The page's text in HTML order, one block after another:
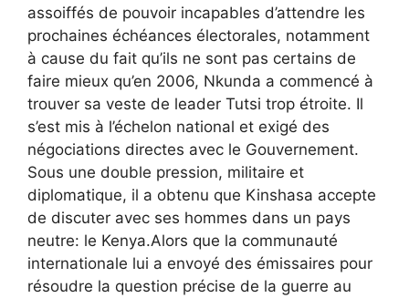
assoiffés de pouvoir incapables d’attendre les
prochaines échéances électorales, notamment
à cause du fait qu’ils ne sont pas certains de
faire mieux qu’en 2006, Nkunda a commencé à
trouver sa veste de leader Tutsi trop étroite. Il
s’est mis à l’échelon national et exigé des
négociations directes avec le Gouvernement.
Sous une double pression, militaire et
diplomatique, il a obtenu que Kinshasa accepte
de discuter avec ses hommes dans un pays
neutre: le Kenya.Alors que la communauté
internationale lui a envoyé des émissaires pour
résoudre la question précise de la guerre au